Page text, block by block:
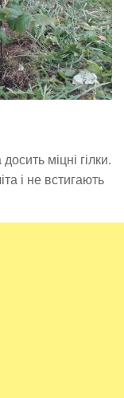
міцні гілки.
і не встигають